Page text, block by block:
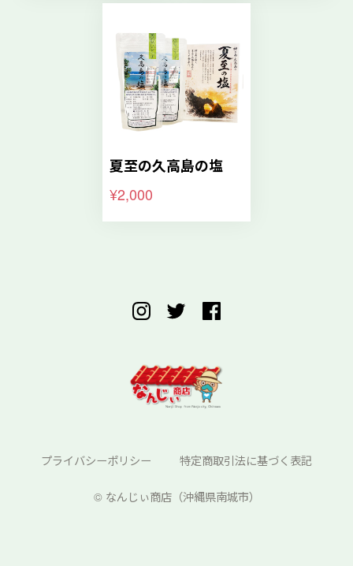
夏至の久高島の塩
¥2,000
プライバシーポリシー 特定商取引法に基づく表記
©︎ なんじぃ商店（沖縄県南城市）